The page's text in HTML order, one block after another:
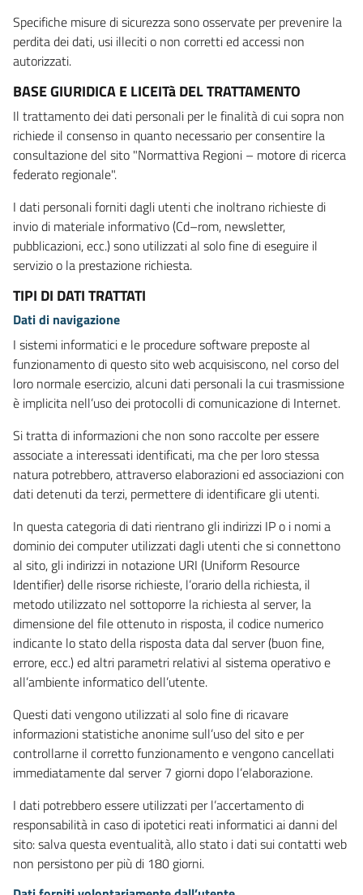
Specifiche misure di sicurezza sono osservate per prevenire la
perdita dei dati, usi illeciti o non corretti ed accessi non
autorizzati.
BASE GIURIDICA E LICEITà DEL TRATTAMENTO
Il trattamento dei dati personali per le finalità di cui sopra non
richiede il consenso in quanto necessario per consentire la
consultazione del sito "Normattiva Regioni – motore di ricerca
federato regionale".
I dati personali forniti dagli utenti che inoltrano richieste di
invio di materiale informativo (Cd–rom, newsletter,
pubblicazioni, ecc.) sono utilizzati al solo fine di eseguire il
servizio o la prestazione richiesta.
TIPI DI DATI TRATTATI
Dati di navigazione
I sistemi informatici e le procedure software preposte al
funzionamento di questo sito web acquisiscono, nel corso del
loro normale esercizio, alcuni dati personali la cui trasmissione
è implicita nell’uso dei protocolli di comunicazione di Internet.
Si tratta di informazioni che non sono raccolte per essere
associate a interessati identificati, ma che per loro stessa
natura potrebbero, attraverso elaborazioni ed associazioni con
dati detenuti da terzi, permettere di identificare gli utenti.
In questa categoria di dati rientrano gli indirizzi IP o i nomi a
dominio dei computer utilizzati dagli utenti che si connettono
al sito, gli indirizzi in notazione URI (Uniform Resource
Identifier) delle risorse richieste, l’orario della richiesta, il
metodo utilizzato nel sottoporre la richiesta al server, la
dimensione del file ottenuto in risposta, il codice numerico
indicante lo stato della risposta data dal server (buon fine,
errore, ecc.) ed altri parametri relativi al sistema operativo e
all’ambiente informatico dell’utente.
Questi dati vengono utilizzati al solo fine di ricavare
informazioni statistiche anonime sull’uso del sito e per
controllarne il corretto funzionamento e vengono cancellati
immediatamente dal server 7 giorni dopo l’elaborazione.
I dati potrebbero essere utilizzati per l’accertamento di
responsabilità in caso di ipotetici reati informatici ai danni del
sito: salva questa eventualità, allo stato i dati sui contatti web
non persistono per più di 180 giorni.